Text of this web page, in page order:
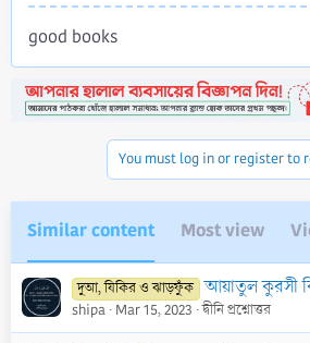
good books
You must log in or register to
Similar content Most view
দুআ, যিকির ও ঝাড়ফুঁক আয়াতুল কুরসী কি শুধু রাতে ঘুমানোর
shipa Mar 15, 2023 দ্বীনি প্রশ্নোত্তর